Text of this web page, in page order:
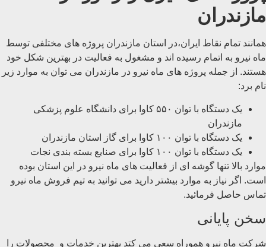
مازندران
همانند تمام نقاط ایران،‌در استان مازندران پروژه های مختلفی توسط
ماه نیرو به اتمام رسیده اند و مشغول به فعالیت در بهترین شکل خود
هستند. از جمله پروژه های ماه نیرو در مازندران می توان به موارد زیر
نام برد:
یک دستگاه با توان ۵۵۰ کاوا برای دانشگاه علوم پزشکی
مازندران
یک دستگاه با توان ۱۰۰ کاوا برای گاز استان مازندران
یک دستگاه با توان ۱۰۰ کاوا برای صنایع بسته بندی نجات
موارد بالا تنها گوشه ای از فعالیت های ماه نیرو در این استان بوده
است. اگر نیاز به موارد بیشتر دارید می توانید به تیم فروش ماه نیرو
تماس حاصل فرمائید.
سخن پایانی
شرکت ماه نیرو هموراه سعی می کتد بهترین خدمات و محصولات را